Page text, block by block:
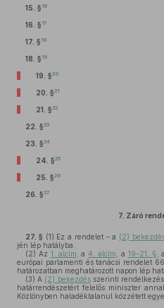
15. § 16
16. § 17
17. § 18
18. § 19
19. §20
20. §21
21. §22
22. §23
23. §24
24. §25
25. §26
26. §27
7. Záró
27. § (1) Ez a rendelet – a (2)
jén lép hatályba.
(2) Az 1. alcím , a4. alcím , a 19–21. § , a
európai parlamenti és tanácsi rendelet
határozatban meghatározott napon lép
(3) A (2) bekezdésszerinti
határrendészetért felelős miniszter
Közlönyben haladéktalanul közzétett